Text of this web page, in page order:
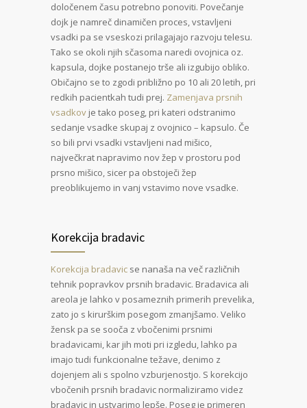
določenem času potrebno ponoviti. Povečanje
dojk je namreč dinamičen proces, vstavljeni
vsadki pa se vseskozi prilagajajo razvoju telesu.
Tako se okoli njih sčasoma naredi ovojnica oz.
kapsula, dojke postanejo trše ali izgubijo obliko.
Običajno se to zgodi približno po 10 ali 20 letih, pri
redkih pacientkah tudi prej. Zamenjava prsnih
vsadkov je tako poseg, pri kateri odstranimo
sedanje vsadke skupaj z ovojnico – kapsulo. Če
so bili prvi vsadki vstavljeni nad mišico,
največkrat napravimo nov žep v prostoru pod
prsno mišico, sicer pa obstoječi žep
preoblikujemo in vanj vstavimo nove vsadke.
Korekcija bradavic
Korekcija bradavic se nanaša na več različnih
tehnik popravkov prsnih bradavic. Bradavica ali
areola je lahko v posameznih primerih prevelika,
zato jo s kirurškim posegom zmanjšamo. Veliko
žensk pa se sooča z vbočenimi prsnimi
bradavicami, kar jih moti pri izgledu, lahko pa
imajo tudi funkcionalne težave, denimo z
dojenjem ali s spolno vzburjenostjo. S korekcijo
vbočenih prsnih bradavic normaliziramo videz
bradavic in ustvarimo lepše. Poseg je primeren